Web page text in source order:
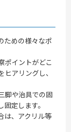
ための様々なポ
ポイントがどこ
アリングし、
脚や治具での固
定します。
は、アクリル等